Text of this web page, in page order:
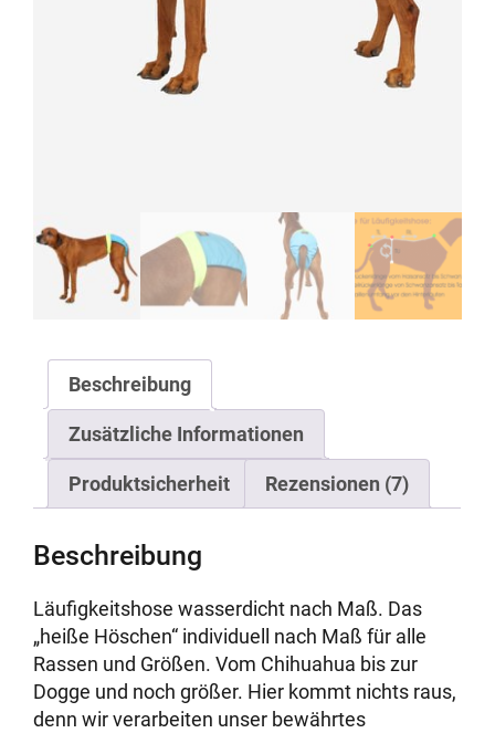
Beschreibung
Zusätzliche Informationen
Produktsicherheit Rezensionen (7)
Beschreibung
Läufigkeitshose wasserdicht nach Maß. Das
„heiße Höschen“ individuell nach Maß für alle
Rassen und Größen. Vom Chihuahua bis zur
Dogge und noch größer. Hier kommt nichts raus,
denn wir verarbeiten unser bewährtes